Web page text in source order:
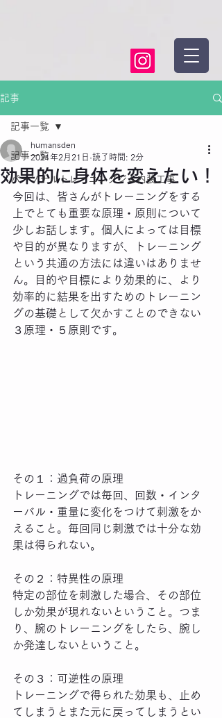
記事
記事一覧
パーソナルトレーニングジム内装工事
記事一覧
効果的に身体を変えたい！
humansden
2021年2月21日 読了時間: 2分
今回は、皆さんがトレーニングをする
上でとても重要な原理・原則について
少しお話します。個人によっては目標
や目的が異なりますが、トレーニング
という共通の方法には違いはありませ
ん。目的や目標により効果的に、より
効率的に結果を出すためのトレーニン
グの基礎として欠かすことのできない
３原理・５原則です。
その１：過負荷の原理
トレーニングでは毎回、回数・インタ
ーバル・重量に変化をつけて刺激をか
えること。毎回同じ刺激では十分な効
果は得られない。
その２：特異性の原理
特定の部位を刺激した場合、その部位
しか効果が現れないということ。つま
り、腕のトレーニングをしたら、腕し
か発達しないということ。
その３：可逆性の原理
トレーニングで得られた効果も、止め
てしまうとまた元に戻ってしまうとい